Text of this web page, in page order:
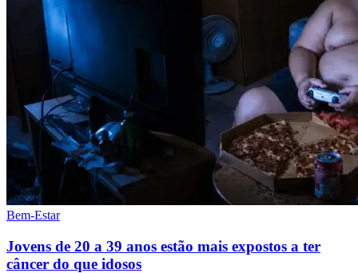
Bem-Estar
Jovens de 20 a 39 anos estão mais expostos a ter
câncer do que idosos